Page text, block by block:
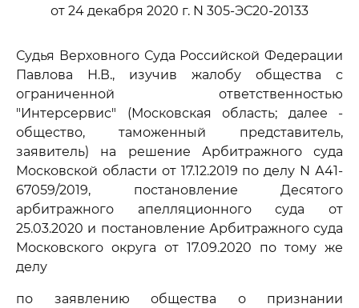
от 24 декабря 2020 г. N 305-ЭС20-20133
Судья Верховного Суда Российской Федерации
Павлова Н.В., изучив жалобу общества с
ограниченной ответственностью
"Интерсервис" (Московская область; далее -
общество, таможенный представитель,
заявитель) на решение Арбитражного суда
Московской области от 17.12.2019 по делу N А41-
67059/2019, постановление Десятого
арбитражного апелляционного суда от
25.03.2020 и постановление Арбитражного суда
Московского округа от 17.09.2020 по тому же
делу
по заявлению общества о признании